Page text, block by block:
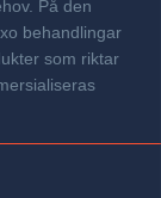
På den
behandlingar
som riktar